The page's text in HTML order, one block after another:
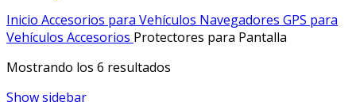
Inicio Accesorios para Vehículos Navegadores GPS para
Vehículos Accesorios Protectores para Pantalla
Mostrando los 6 resultados
Show sidebar